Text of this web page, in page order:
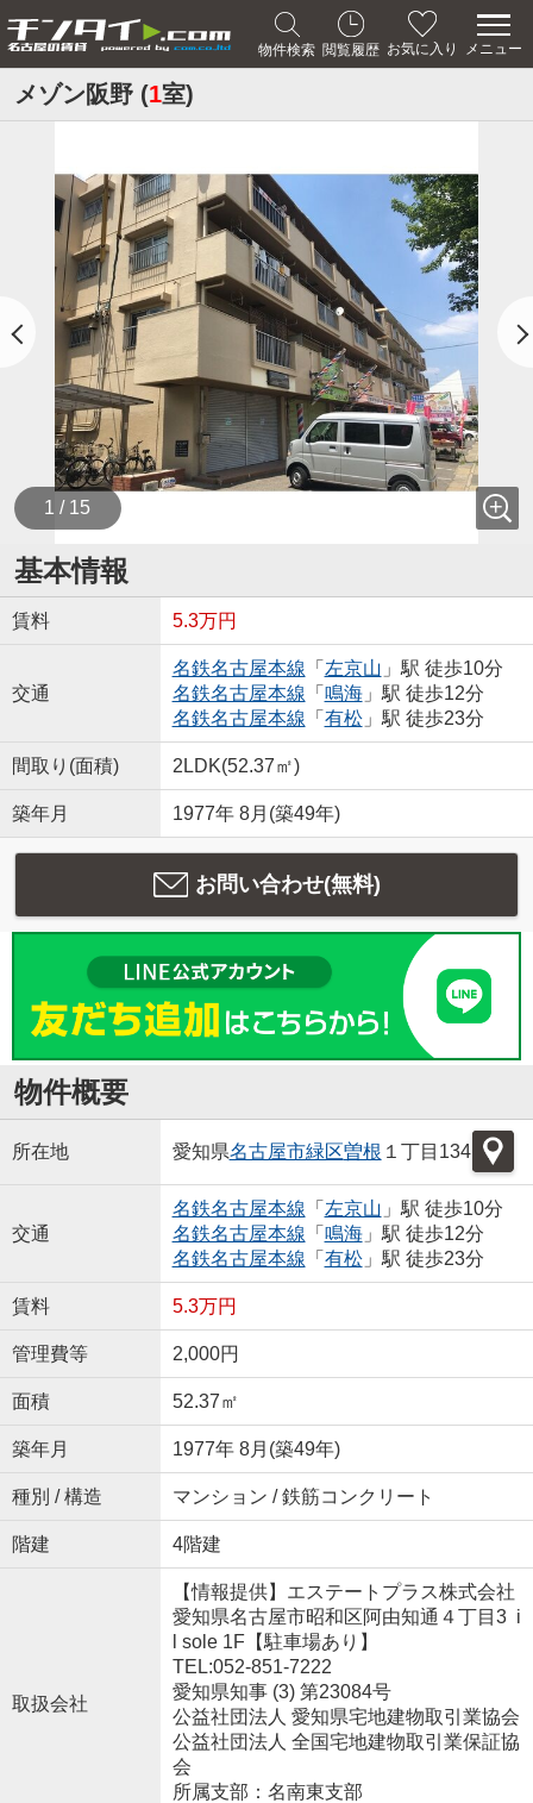
物件検索 閲覧履歴 お気に入り メニュー
メゾン阪野 (1室)
1 / 15
基本情報
賃料 5.3万円
交通
名鉄名古屋本線 「 左京山 」駅 徒歩10分
名鉄名古屋本線 「 鳴海」駅 徒歩12分
名鉄名古屋本線 「 有松」駅 徒歩23分
間取り(面積) 2LDK(52.37㎡)
築年月 1977年 8月(築49年)
お問い合わせ(無料)
物件概要
所在地 愛知県名古屋市緑区曽根 １丁目134
交通
名鉄名古屋本線 「 左京山 」駅 徒歩10分
名鉄名古屋本線 「 鳴海」駅 徒歩12分
名鉄名古屋本線 「 有松」駅 徒歩23分
賃料 5.3万円
管理費等 2,000円
面積 52.37㎡
築年月 1977年 8月(築49年)
種別 / 構造 マンション / 鉄筋コンクリート
階建 4階建
取扱会社
【情報提供】エステートプラス株式会社
愛知県名古屋市昭和区阿由知通４丁目3 i
l sole 1F【駐車場あり】
TEL:052-851-7222
愛知県知事 (3) 第23084号
公益社団法人 愛知県宅地建物取引業協会
公益社団法人 全国宅地建物取引業保証協
会
所属支部：名南東支部